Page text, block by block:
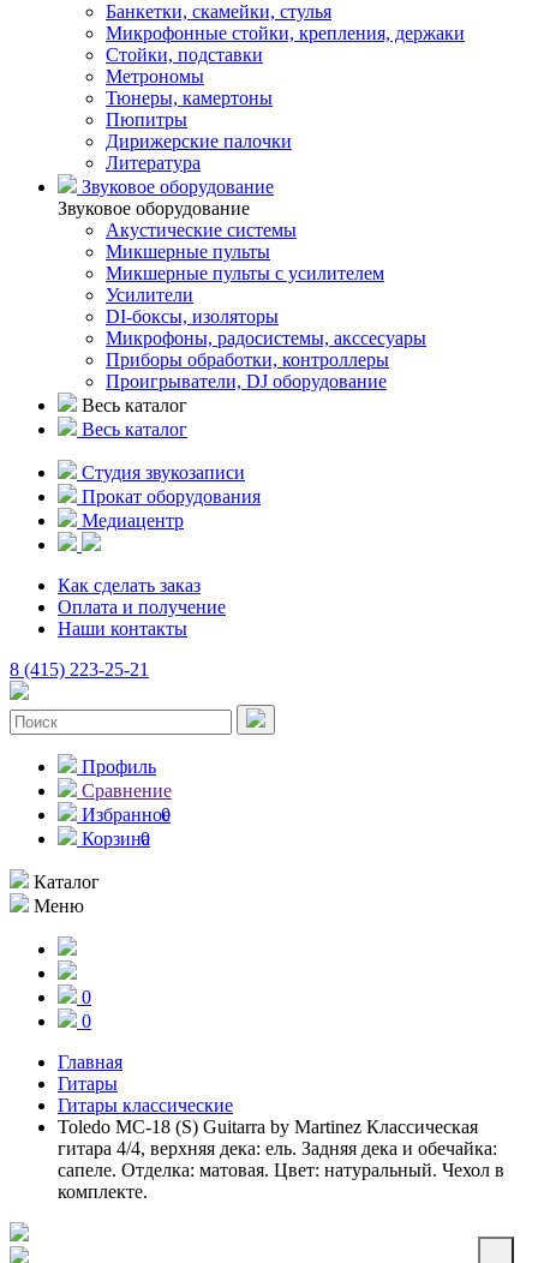
Банкетки, скамейки, стулья
Микрофонные стойки, крепления, держаки
Стойки, подставки
Метрономы
Тюнеры, камертоны
Пюпитры
Дирижерские палочки
Литература
Звуковое оборудование
Звуковое оборудование
Акустические системы
Микшерные пульты
Микшерные пульты с усилителем
Усилители
DI-боксы, изоляторы
Микрофоны, радосистемы, акссесуары
Приборы обработки, контроллеры
Проигрыватели, DJ оборудование
Весь каталог
Весь каталог
Студия звукозаписи
Прокат оборудования
Медиацентр
Как сделать заказ
Оплата и получение
Наши контакты
8 (415) 223-25-21
Профиль
Сравнение
Избранное
0
Корзина
0
Каталог
Меню
0
0
Главная
Гитары
Гитары классические
Toledo MC-18 (S) Guitarra by Martinez Классическая
гитара 4/4, верхняя дека: ель. Задняя дека и обечайка:
сапеле. Отделка: матовая. Цвет: натуральный. Чехол в
комплекте.